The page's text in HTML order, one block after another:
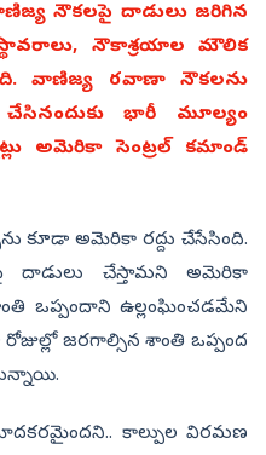
నౌకలపై దాడులు జరిగిన
నౌకాశ్రయాల మౌలిక
వాణిజ్య రవాణా నౌకలను
చేసినందుకు భారీ మూల్యం
అమెరికా సెంట్రల్ కమాండ్
కూడా అమెరికా రద్దు చేసేసింది.
దాడులు చేస్తామని అమెరికా
ఒప్పందాని ఉల్లంఘించడమేని
జరగాల్సిన శాంతి ఒప్పంద
కాల్పుల విరమణ